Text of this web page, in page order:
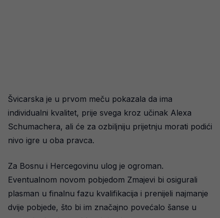
Švicarska je u prvom meču pokazala da ima
individualni kvalitet, prije svega kroz učinak Alexa
Schumachera, ali će za ozbiljniju prijetnju morati podići
nivo igre u oba pravca.
Za Bosnu i Hercegovinu ulog je ogroman.
Eventualnom novom pobjedom Zmajevi bi osigurali
plasman u finalnu fazu kvalifikacija i prenijeli najmanje
dvije pobjede, što bi im značajno povećalo šanse u